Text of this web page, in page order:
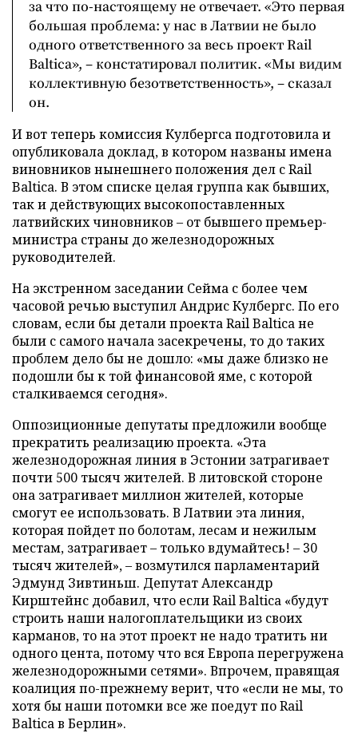
за что по-настоящему не отвечает. «Это первая
большая проблема: у нас в Латвии не было
одного ответственного за весь проект Rail
Baltica», – констатировал политик. «Мы видим
коллективную безответственность», – сказал
он.
И вот теперь комиссия Кулбергса подготовила и
опубликовала доклад, в котором названы имена
виновников нынешнего положения дел с Rail
Baltica. В этом списке целая группа как бывших,
так и действующих высокопоставленных
латвийских чиновников – от бывшего премьер-
министра страны до железнодорожных
руководителей.
На экстренном заседании Сейма с более чем
часовой речью выступил Андрис Кулбергс. По его
словам, если бы детали проекта Rail Baltica не
были с самого начала засекречены, то до таких
проблем дело бы не дошло: «мы даже близко не
подошли бы к той финансовой яме, с которой
сталкиваемся сегодня».
Оппозиционные депутаты предложили вообще
прекратить реализацию проекта. «Эта
железнодорожная линия в Эстонии затрагивает
почти 500 тысяч жителей. В литовской стороне
она затрагивает миллион жителей, которые
смогут ее использовать. В Латвии эта линия,
которая пойдет по болотам, лесам и нежилым
местам, затрагивает – только вдумайтесь! – 30
тысяч жителей», – возмутился парламентарий
Эдмунд Зивтиньш. Депутат Александр
Кирштейнс добавил, что если Rail Baltica «будут
строить наши налогоплательщики из своих
карманов, то на этот проект не надо тратить ни
одного цента, потому что вся Европа перегружена
железнодорожными сетями». Впрочем, правящая
коалиция по-прежнему верит, что «если не мы, то
хотя бы наши потомки все же поедут по Rail
Baltica в Берлин».